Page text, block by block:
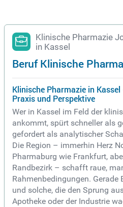
Klinische Pharmazie
in Kassel
Beruf Klinische
Klinische Pharmazie in
Praxis und Perspektive
Wer in Kassel im Feld der
ankommt, spürt schneller als
gefordert als analytischer
Die Region – immerhin Herz
Pharmaburg wie Frankfurt,
Randbezirk – schafft raue,
Rahmenbedingungen. Gerade
und solche, die den Sprung
Apotheke oder der Industrie